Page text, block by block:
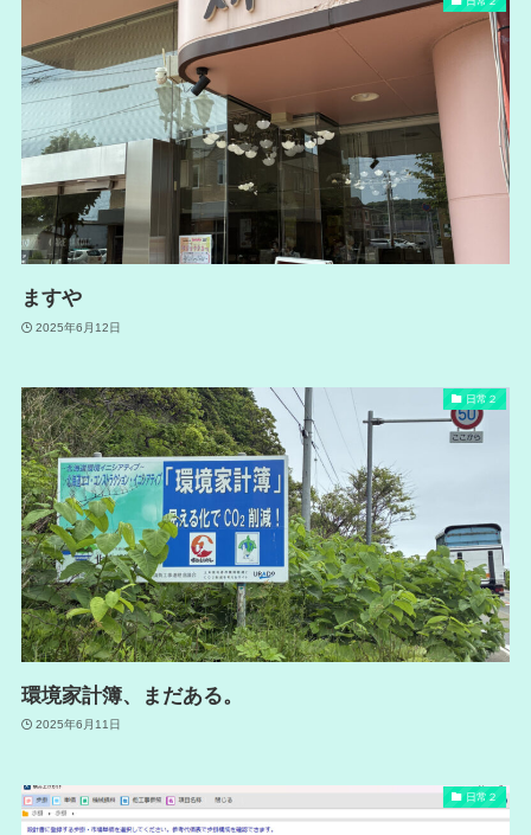
ますや
2025年6月12日
日常２
環境家計簿、まだある。
2025年6月11日
日常２